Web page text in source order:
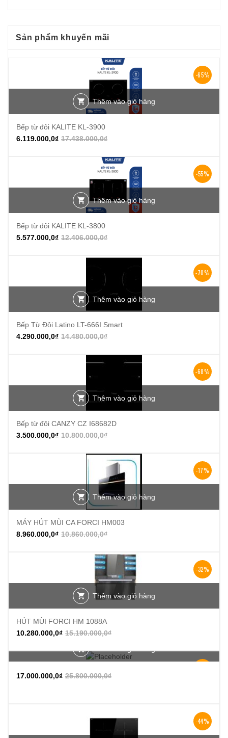
Sản phẩm khuyến mãi
-65%
Thêm vào giỏ hàng
Bếp từ đôi KALITE KL-3900
17.438.000,0₫
6.119.000,0₫
-55%
Thêm vào giỏ hàng
Bếp từ đôi KALITE KL-3800
12.406.000,0₫
5.577.000,0₫
-70%
Thêm vào giỏ hàng
Bếp Từ Đôi Latino LT-666I Smart
14.480.000,0₫
4.290.000,0₫
-68%
Thêm vào giỏ hàng
Bếp từ đôi CANZY CZ I68682D
10.800.000,0₫
3.500.000,0₫
-17%
Thêm vào giỏ hàng
MÁY HÚT MÙI CA FORCI HM003
10.860.000,0₫
8.960.000,0₫
-32%
Thêm vào giỏ hàng
HÚT MÙI FORCI HM 1088A
15.190.000,0₫
10.280.000,0₫
25.800.000,0₫
17.000.000,0₫
-44%